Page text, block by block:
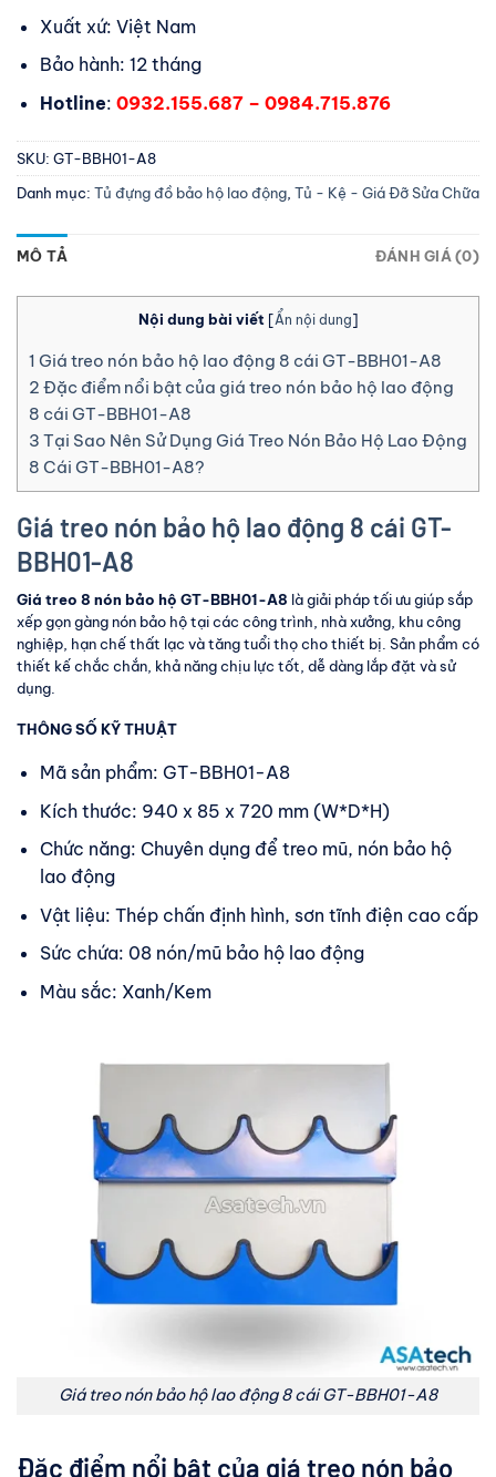
Xuất xứ: Việt Nam
Bảo hành: 12 tháng
Hotline: 0932.155.687 – 0984.715.876
SKU: GT-BBH01-A8
Danh mục: Tủ đựng đồ bảo hộ lao động Tủ - Kệ - Giá Đỡ Sửa Chữa
MÔ TẢ ĐÁNH GIÁ (0)
Nội dung bài viết [Ẩn nội dung]
1 Giá treo nón bảo hộ lao động 8 cái GT-BBH01-A8
2 Đặc điểm nổi bật của giá treo nón bảo hộ lao động
8 cái GT-BBH01-A8
3 Tại Sao Nên Sử Dụng Giá Treo Nón Bảo Hộ Lao Động
8 Cái GT-BBH01-A8?
Giá treo nón bảo hộ lao động 8 cái GT-
BBH01-A8
Giá treo 8 nón bảo hộ GT-BBH01-A8 là giải pháp tối ưu giúp sắp
xếp gọn gàng nón bảo hộ tại các công trình, nhà xưởng, khu công
nghiệp, hạn chế thất lạc và tăng tuổi thọ cho thiết bị. Sản phẩm có
thiết kế chắc chắn, khả năng chịu lực tốt, dễ dàng lắp đặt và sử
dụng.
THÔNG SỐ KỸ THUẬT
Mã sản phẩm: GT-BBH01-A8
Kích thước: 940 x 85 x 720 mm (W*D*H)
Chức năng: Chuyên dụng để treo mũ, nón bảo hộ
lao động
Vật liệu: Thép chấn định hình, sơn tĩnh điện cao cấp
Sức chứa: 08 nón/mũ bảo hộ lao động
Màu sắc: Xanh/Kem
Giá treo nón bảo hộ lao động 8 cái GT-BBH01-A8
Đặc điểm nổi bật của giá treo nón bảo